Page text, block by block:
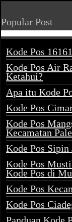
Popular Post
Kode Pos
Kode Pos Air
Ketahui?
Apa itu Kode
Kode Pos
Kode Pos
Kecamatan
Kode Pos Sipin
Kode Pos
Kode Pos di
Kode Pos
Kode Pos